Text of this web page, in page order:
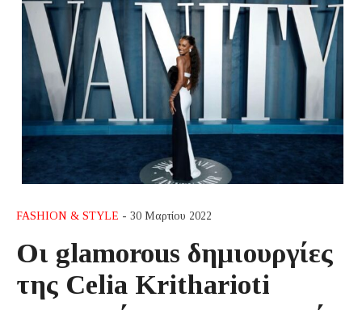
FASHION & STYLE - 30 Μαρτίου 2022
Οι glamorous δημιουργίες
της Celia Kritharioti